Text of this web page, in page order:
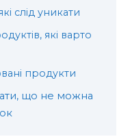
слід уникати
які варто
продукти
що не можна